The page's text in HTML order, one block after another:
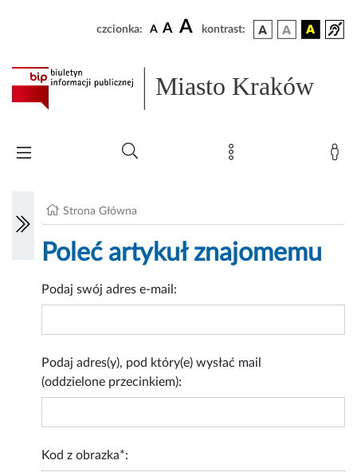
czcionka: A A A kontrast:
Miasto Kraków
Strona Główna
Poleć artykuł znajomemu
Podaj swój adres e-mail:
Podaj adres(y), pod który(e) wysłać mail
(oddzielone przecinkiem):
Kod z obrazka*: